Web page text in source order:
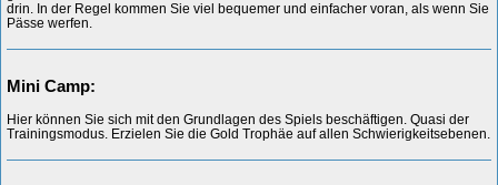
drin. In der Regel kommen Sie viel bequemer und einfacher voran, als wenn Sie
Pässe werfen.
Mini Camp:
Hier können Sie sich mit den Grundlagen des Spiels beschäftigen. Quasi der
Trainingsmodus. Erzielen Sie die Gold Trophäe auf allen Schwierigkeitsebenen.